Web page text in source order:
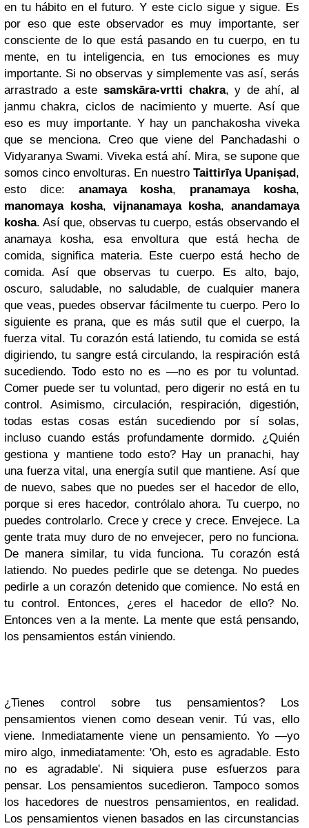
en tu hábito en el futuro. Y este ciclo sigue y sigue. Es
por eso que este observador es muy importante, ser
consciente de lo que está pasando en tu cuerpo, en tu
mente, en tu inteligencia, en tus emociones es muy
importante. Si no observas y simplemente vas así, serás
arrastrado a este samskāra-vrtti chakra, y de ahí, al
janmu chakra, ciclos de nacimiento y muerte. Así que
eso es muy importante. Y hay un panchakosha viveka
que se menciona. Creo que viene del Panchadashi o
Vidyaranya Swami. Viveka está ahí. Mira, se supone que
somos cinco envolturas. En nuestro Taittirīya Upaniṣad,
esto dice: anamaya kosha, pranamaya kosha,
manomaya kosha, vijnanamaya kosha, anandamaya
kosha. Así que, observas tu cuerpo, estás observando el
anamaya kosha, esa envoltura que está hecha de
comida, significa materia. Este cuerpo está hecho de
comida. Así que observas tu cuerpo. Es alto, bajo,
oscuro, saludable, no saludable, de cualquier manera
que veas, puedes observar fácilmente tu cuerpo. Pero lo
siguiente es prana, que es más sutil que el cuerpo, la
fuerza vital. Tu corazón está latiendo, tu comida se está
digiriendo, tu sangre está circulando, la respiración está
sucediendo. Todo esto no es —no es por tu voluntad.
Comer puede ser tu voluntad, pero digerir no está en tu
control. Asimismo, circulación, respiración, digestión,
todas estas cosas están sucediendo por sí solas,
incluso cuando estás profundamente dormido. ¿Quién
gestiona y mantiene todo esto? Hay un pranachi, hay
una fuerza vital, una energía sutil que mantiene. Así que
de nuevo, sabes que no puedes ser el hacedor de ello,
porque si eres hacedor, contrólalo ahora. Tu cuerpo, no
puedes controlarlo. Crece y crece y crece. Envejece. La
gente trata muy duro de no envejecer, pero no funciona.
De manera similar, tu vida funciona. Tu corazón está
latiendo. No puedes pedirle que se detenga. No puedes
pedirle a un corazón detenido que comience. No está en
tu control. Entonces, ¿eres el hacedor de ello? No.
Entonces ven a la mente. La mente que está pensando,
los pensamientos están viniendo.
¿Tienes control sobre tus pensamientos? Los
pensamientos vienen como desean venir. Tú vas, ello
viene. Inmediatamente viene un pensamiento. Yo —yo
miro algo, inmediatamente: 'Oh, esto es agradable. Esto
no es agradable'. Ni siquiera puse esfuerzos para
pensar. Los pensamientos sucedieron. Tampoco somos
los hacedores de nuestros pensamientos, en realidad.
Los pensamientos vienen basados en las circunstancias